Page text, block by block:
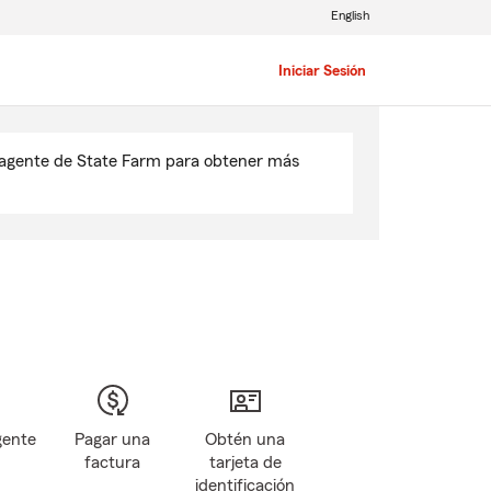
Iniciar Sesión
English
de State Farm para obtener más
Pagar una
factura
Obtén una
tarjeta de
identificación